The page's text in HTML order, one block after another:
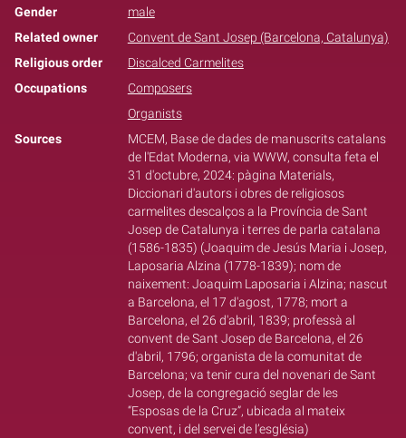
Gender
male
Related owner
Convent de Sant Josep (Barcelona, Catalunya)
Religious order
Discalced Carmelites
Occupations
Composers
Organists
Sources
MCEM, Base de dades de manuscrits catalans
de l'Edat Moderna, via WWW, consulta feta el
31 d'octubre, 2024: pàgina Materials,
Diccionari d'autors i obres de religiosos
carmelites descalços a la Província de Sant
Josep de Catalunya i terres de parla catalana
(1586-1835) (Joaquim de Jesús Maria i Josep,
Laposaria Alzina (1778-1839); nom de
naixement: Joaquim Laposaria i Alzina; nascut
a Barcelona, el 17 d'agost, 1778; mort a
Barcelona, el 26 d'abril, 1839; professà al
convent de Sant Josep de Barcelona, el 26
d'abril, 1796; organista de la comunitat de
Barcelona; va tenir cura del novenari de Sant
Josep, de la congregació seglar de les
“Esposas de la Cruz”, ubicada al mateix
convent, i del servei de l’església)